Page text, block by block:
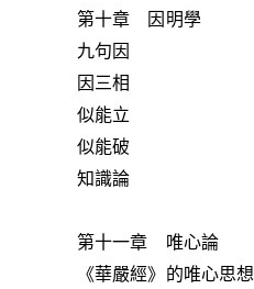
第十章 因明學
九句因
因三相
似能立
似能破
知識論
第十一章 唯心論
《華嚴經》的唯心思想